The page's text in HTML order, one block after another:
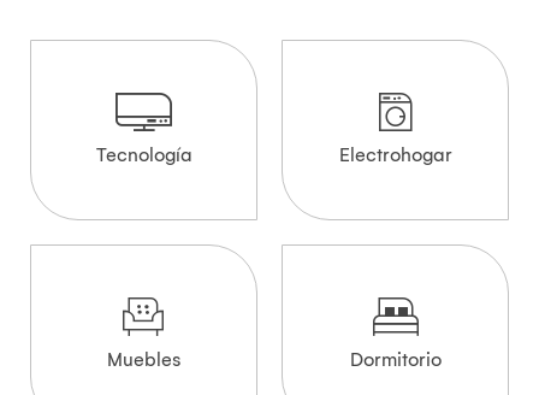
Tecnología Electrohogar
Muebles Dormitorio